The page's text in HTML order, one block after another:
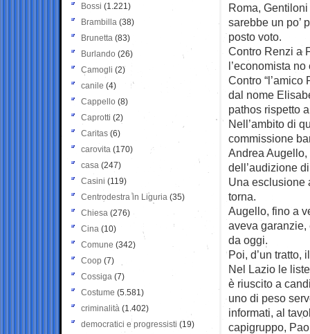
Roma,
sarebbe un po’
posto voto.
Contro Renzi a
l’economista
Contro
dal nome
pathos rispetto
Nell’ambito di
commissione
Andrea
dell’audizione
Una esclusione
torna.
Augello, fino a
aveva
da oggi.
Poi, d’un tratto,
Nel Lazio le
è riuscito a
uno di peso
informati, al
capigruppo,
Bossi (1.221)
Brambilla (38)
Brunetta (83)
Burlando (26)
Camogli (2)
canile (4)
Cappello (8)
Caprotti (2)
Caritas (6)
carovita (170)
casa (247)
Casini (119)
Centrodestra in Liguria (35)
Chiesa (276)
Cina (10)
Comune (342)
Coop (7)
Cossiga (7)
Costume (5.581)
criminalità (1.402)
democratici e progressisti (19)